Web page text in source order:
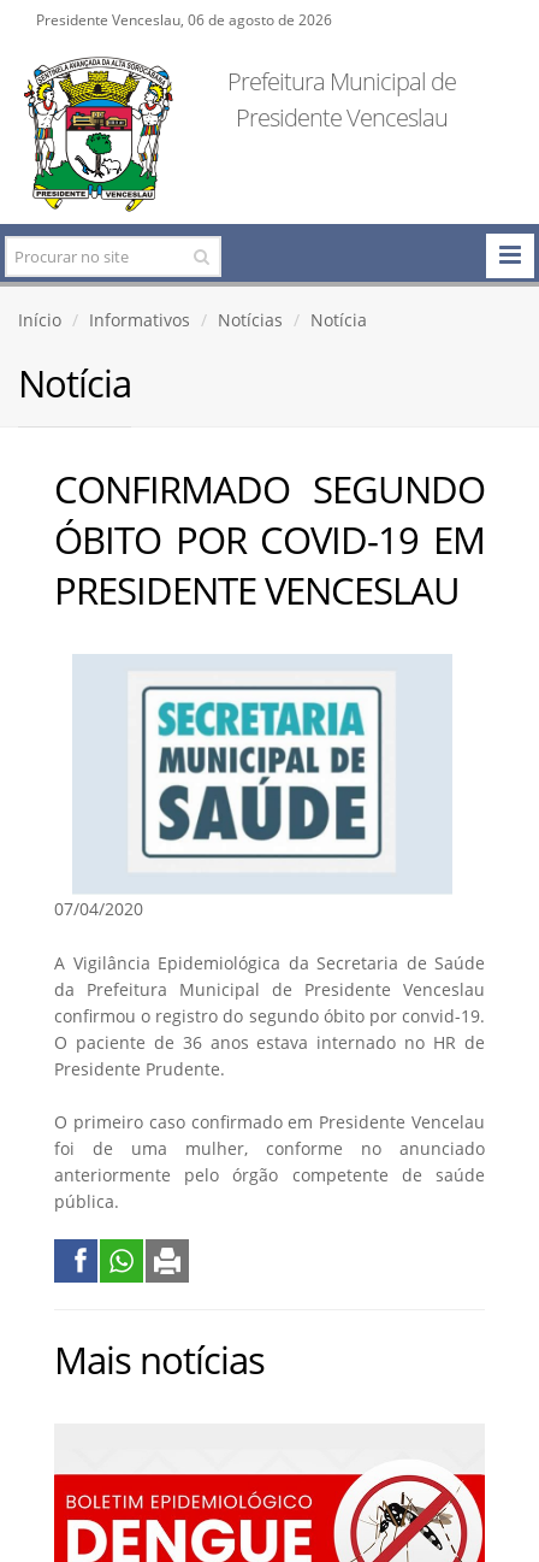
Presidente Venceslau, 06 de agosto de 2026
Prefeitura Municipal de
Presidente Venceslau
Início Informativos Notícias Notícia
Notícia
CONFIRMADO SEGUNDO
ÓBITO POR COVID-19 EM
PRESIDENTE VENCESLAU
07/04/2020
A Vigilância Epidemiológica da Secretaria de Saúde
da Prefeitura Municipal de Presidente Venceslau
confirmou o registro do segundo óbito por convid-19.
O paciente de 36 anos estava internado no HR de
Presidente Prudente.
O primeiro caso confirmado em Presidente Vencelau
foi de uma mulher, conforme no anunciado
anteriormente pelo órgão competente de saúde
pública.
Mais notícias